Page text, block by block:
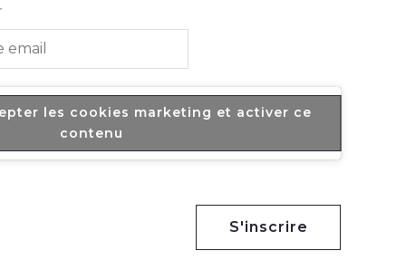
les cookies marketing et activer ce
contenu
S'inscrire